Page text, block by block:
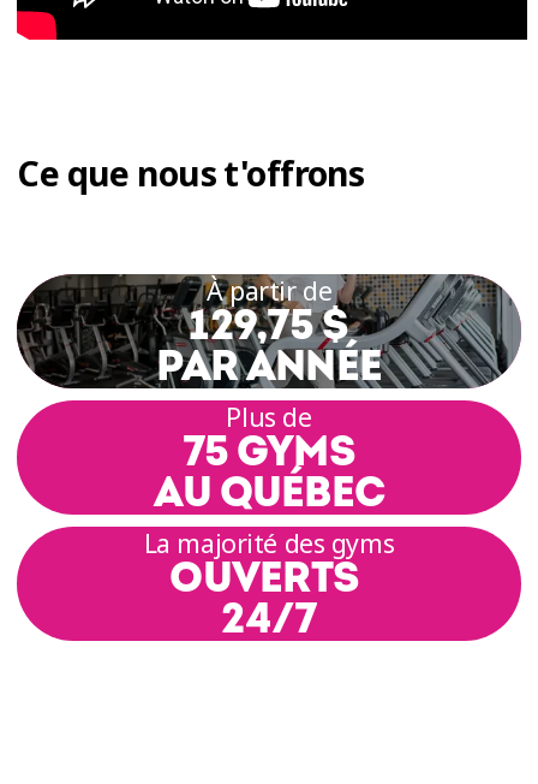
Ce que nous t'offrons
À partir de
129,75 $
PAR ANNÉE
Plus de
75 GYMS
AU QUÉBEC
La majorité des gyms
OUVERTS
24/7